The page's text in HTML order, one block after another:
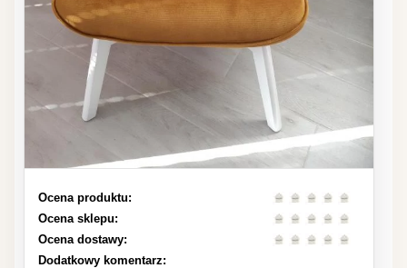
Ocena produktu:
Ocena sklepu:
Ocena dostawy:
Dodatkowy komentarz: